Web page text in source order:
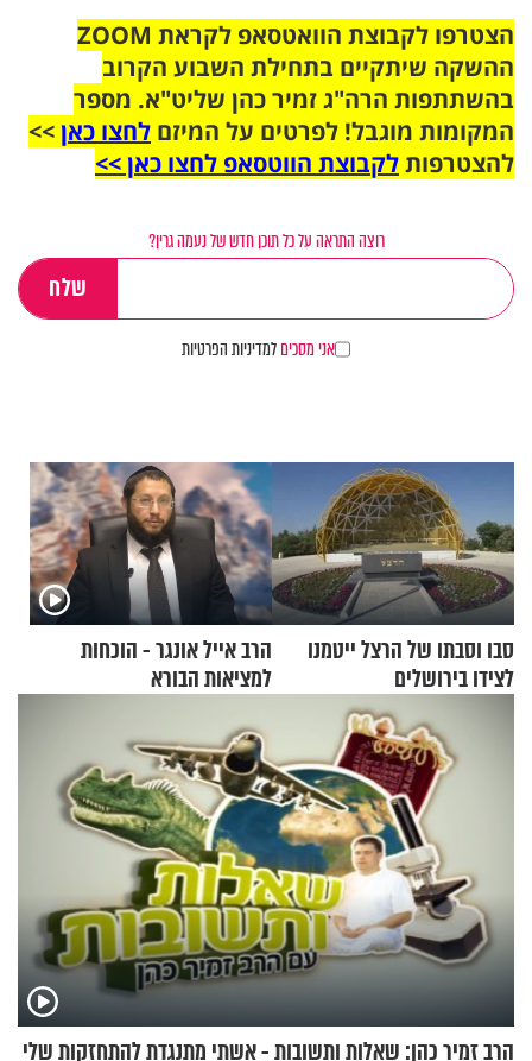
הצטרפו לקבוצת הוואטסאפ לקראת ZOOM
ההשקה שיתקיים בתחילת השבוע הקרוב
בהשתתפות הרה"ג זמיר כהן שליט"א. מספר
המקומות מוגבל! לפרטים על המיזם לחצו כאן>>
להצטרפותלקבוצת הווטסאפ לחצו כאן >>
רוצה התראה על כל תוכן חדש של נעמה גרין?
אני מסכיםלמדיניות הפרטיות
סבו וסבתו של הרצל ייטמנו
לצידו בירושלים
הרב אייל אונגר - הוכחות
למציאות הבורא
הרב זמיר כהן: שאלות ותשובות - אשתי מתנגדת להתחזקות שלי